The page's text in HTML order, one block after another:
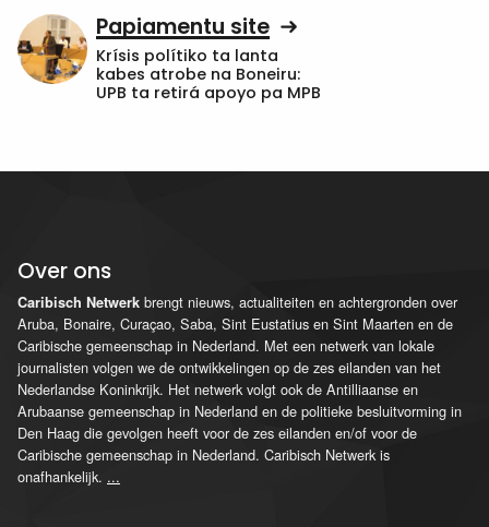
Papiamentu site
Krísis polítiko ta lanta
kabes atrobe na Boneiru:
UPB ta retirá apoyo pa MPB
Over ons
Caribisch Netwerk brengt nieuws, actualiteiten en achtergronden over
Aruba, Bonaire, Curaçao, Saba, Sint Eustatius en Sint Maarten en de
Caribische gemeenschap in Nederland. Met een netwerk van lokale
journalisten volgen we de ontwikkelingen op de zes eilanden van het
Nederlandse Koninkrijk. Het netwerk volgt ook de Antilliaanse en
Arubaanse gemeenschap in Nederland en de politieke besluitvorming in
Den Haag die gevolgen heeft voor de zes eilanden en/of voor de
Caribische gemeenschap in Nederland. Caribisch Netwerk is
onafhankelijk. ...